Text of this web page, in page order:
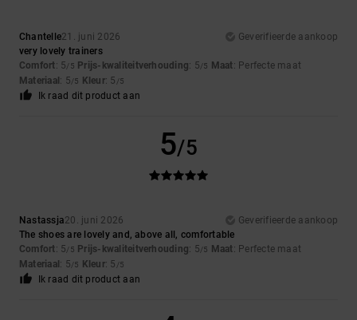
Chantelle21. juni 2026
Geverifieerde aankoop
very lovely trainers
Comfort: 5/5 Prijs-kwaliteitverhouding: 5/5 Maat: Perfecte maat
Materiaal : 5/5 Kleur: 5 /5
Ik raad dit product aan
5/5
Nastassja20. juni 2026
Geverifieerde aankoop
The shoes are lovely and, above all, comfortable
Comfort: 5/5 Prijs-kwaliteitverhouding: 5/5 Maat: Perfecte maat
Materiaal : 5/5 Kleur: 5 /5
Ik raad dit product aan